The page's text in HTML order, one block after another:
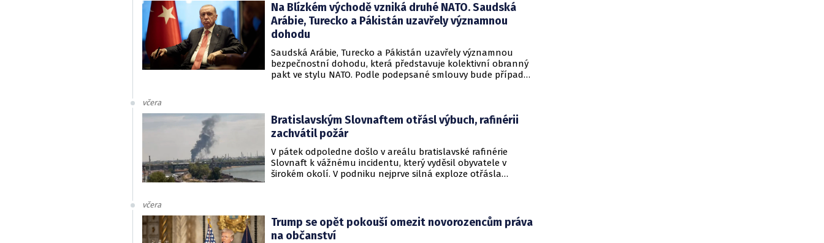
Na Blízkém východě vzniká druhé NATO. Saudská
Arábie, Turecko a Pákistán uzavřely významnou
dohodu
Saudská Arábie, Turecko a Pákistán uzavřely významnou
bezpečnostní dohodu, která představuje kolektivní obranný
pakt ve stylu NATO. Podle podepsané smlouvy bude případný
včera
Bratislavským Slovnaftem otřásl výbuch, rafinérii
zachvátil požár
V pátek odpoledne došlo v areálu bratislavské rafinérie
Slovnaft k vážnému incidentu, který vyděsil obyvatele v
širokém okolí. V podniku nejprve silná exploze otřásla
včera
Trump se opět pokouší omezit novorozencům práva
na občanství